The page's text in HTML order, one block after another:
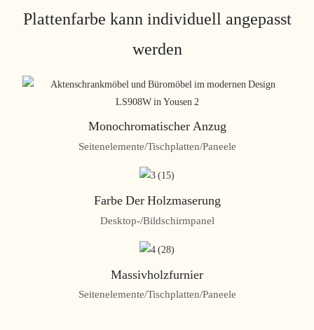
Plattenfarbe kann individuell angepasst
werden
Monochromatischer Anzug
Seitenelemente/Tischplatten/Paneele
Farbe Der Holzmaserung
Desktop-/Bildschirmpanel
Massivholzfurnier
Seitenelemente/Tischplatten/Paneele